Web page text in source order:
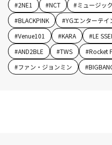
#2NE1 #NCT #ミュージッ
#BLACKPINK #YGエンターテイ
#Venue101 #KARA #LE
#AND2BLE #TWS #Rocket
#ファン・ジョンミン #